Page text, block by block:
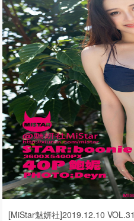
[MiStar魅妍社]2019.12.10